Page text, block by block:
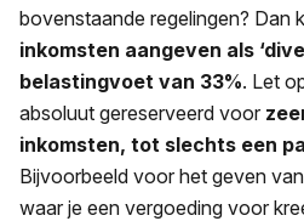
bovenstaande regelingen? Dan
inkomsten aangeven als
belastingvoet van 33%. Let
absoluut gereserveerd voor
inkomsten, tot slechts een
Bijvoorbeeld voor het geven
waar je een vergoeding voor